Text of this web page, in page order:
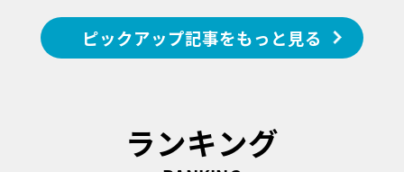
ピックアップ記事をもっと見る
ランキング